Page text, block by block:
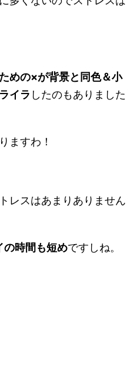
めの×が背景と同色＆小
イラ したのもありました
ますわ！
レスはあまりありません
の時間も短めですしね。